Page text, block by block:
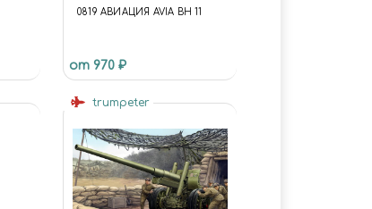
0819 АВИАЦИЯ AVIA BH 11
от 970 ₽
trumpeter